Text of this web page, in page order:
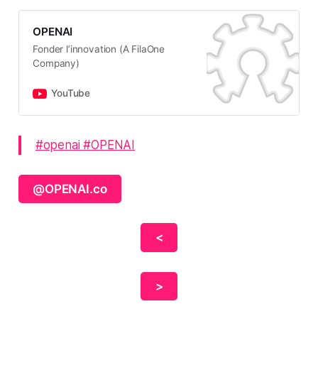
OPENAI
Fonder l’innovation (A FilaOne
Company)
YouTube
#openai #OPENAI
@OPENAI.co
<
>